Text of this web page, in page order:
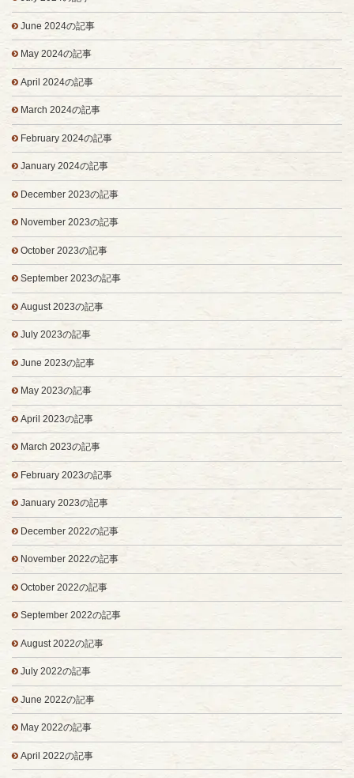
June 2024の記事
May 2024の記事
April 2024の記事
March 2024の記事
February 2024の記事
January 2024の記事
December 2023の記事
November 2023の記事
October 2023の記事
September 2023の記事
August 2023の記事
July 2023の記事
June 2023の記事
May 2023の記事
April 2023の記事
March 2023の記事
February 2023の記事
January 2023の記事
December 2022の記事
November 2022の記事
October 2022の記事
September 2022の記事
August 2022の記事
July 2022の記事
June 2022の記事
May 2022の記事
April 2022の記事